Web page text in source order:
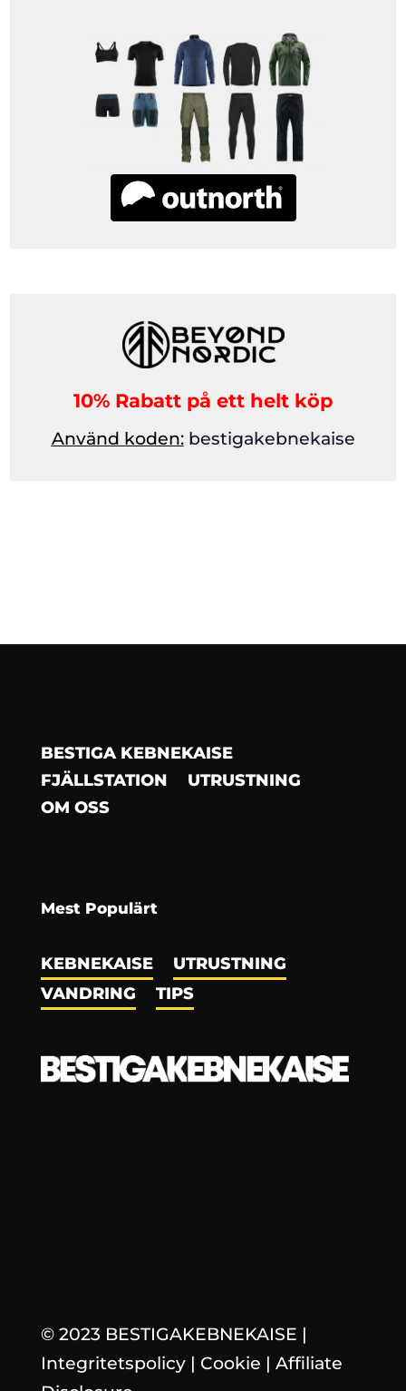
10% Rabatt på ett helt köp
Använd koden:bestigakebnekaise
BESTIGA KEBNEKAISE
FJÄLLSTATION
UTRUSTNING
OM OSS
Mest Populärt
KEBNEKAISE
UTRUSTNING
VANDRING
TIPS
© 2023 BESTIGAKEBNEKAISE |
Integritetspolicy| Cookie | Affiliate